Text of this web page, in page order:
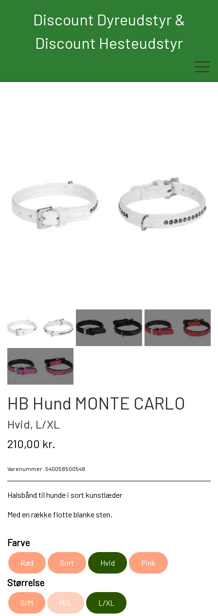
Discount Dyreudstyr &
Discount Hesteudstyr
Hund
Retur
Om os
HB Hund MONTE CARLO
Hvid, L/XL
210,00 kr.
Varenummer: 540058500548
Halsbånd til hunde i sort kunstlæder
Med en række flotte blanke sten.
Farve
Rød Sort Hvid Pink
Størrelse
S/M M/L L/XL